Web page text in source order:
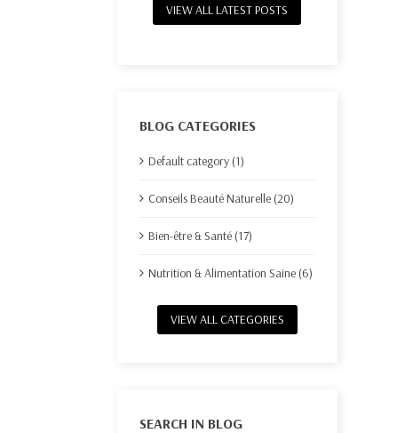
VIEW ALL LATEST POSTS
BLOG CATEGORIES
Default category (1)
Conseils Beauté Naturelle (20)
Bien-être & Santé (17)
Nutrition & Alimentation Saine (6)
VIEW ALL CATEGORIES
SEARCH IN BLOG